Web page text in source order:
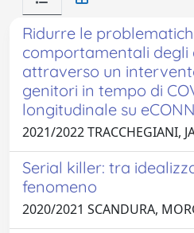
Ridurre le
comportamentali degli
attraverso un
genitori in tempo di
longitudinale su
2021/2022 TRACCHEGIANI,
Serial killer: tra
fenomeno
2020/2021 SCANDURA,